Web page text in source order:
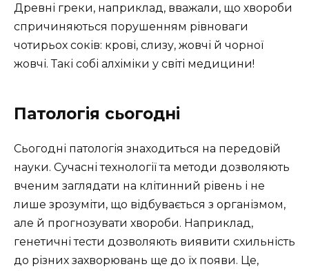
Древні греки, наприклад, вважали, що хвороби
спричиняються порушенням рівноваги
чотирьох соків: крові, слизу, жовчі й чорної
жовчі. Такі собі алхіміки у світі медицини!
Патологія сьогодні
Сьогодні патологія знаходиться на передовій
науки. Сучасні технології та методи дозволяють
вченим заглядати на клітинний рівень і не
лише зрозуміти, що відбувається з організмом,
але й прогнозувати хвороби. Наприклад,
генетичні тести дозволяють виявити схильність
до різних захворювань ще до їх появи. Це,